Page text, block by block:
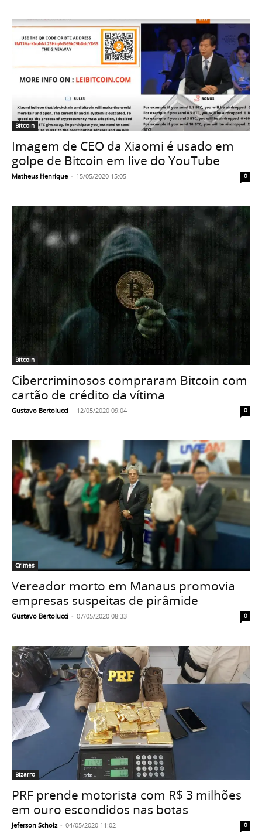
Bitcoin
Imagem de CEO da Xiaomi é usado em
golpe de Bitcoin em live do YouTube
Matheus Henrique - 15/05/2020 15:05 0
Bitcoin
Cibercriminosos compraram Bitcoin com
cartão de crédito da vítima
Gustavo Bertolucci - 12/05/2020 09:04 0
Crimes
Vereador morto em Manaus promovia
empresas suspeitas de pirâmide
Gustavo Bertolucci - 07/05/2020 08:33 0
Bizarro
PRF prende motorista com R$ 3 milhões
em ouro escondidos nas botas
Jeferson Scholz - 04/05/2020 11:02 0